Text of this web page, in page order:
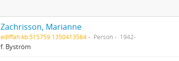
Zachrisson, Marianne
ediffah:kb:515759:1350413564 Person 1942-
f. Byström